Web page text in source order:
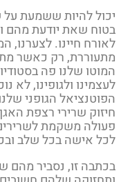
יכול להיות ששמעת
בטוח שאת יודעת מהם
לאורח חיינו. לצערנו,
מתעוררת, רק כאשר
לעצמינו ולגופינו, לא
הפוטנציאל הגופני
חיזוק שרירי רצפת
פעולה משקמת
לכל אישה בכל שלב
בכתבה זו, נסביר מהם